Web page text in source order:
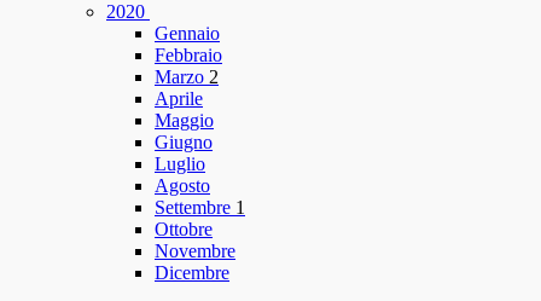
2020
Gennaio
Febbraio
Marzo 2
Aprile
Maggio
Giugno
Luglio
Agosto
Settembre 1
Ottobre
Novembre
Dicembre